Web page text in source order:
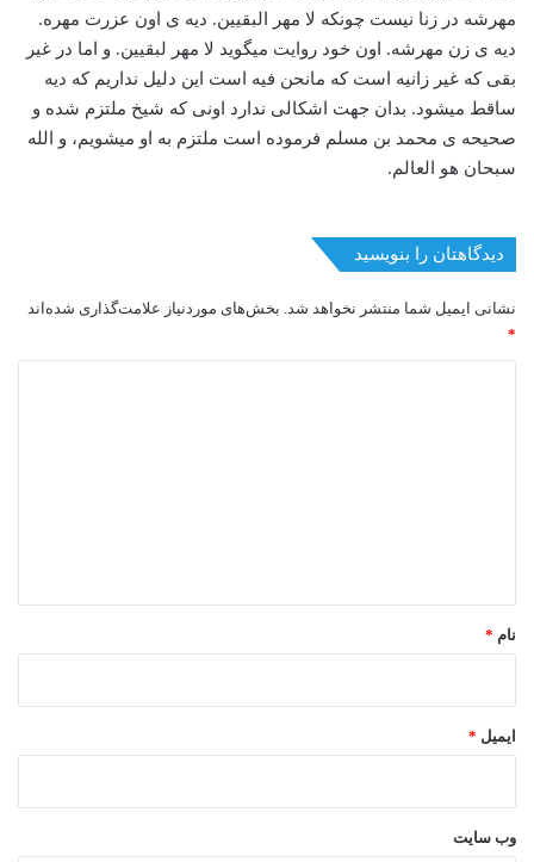
مهرشه در زنا نیست چونکه لا مهر البقیین. دیه ی اون عزرت مهره.
دیه ی زن مهرشه. اون خود روایت میگوید لا مهر لبقیین. و اما در غیر
بقی که غیر زانیه است که مانحن فیه است این دلیل نداریم که دیه
ساقط میشود. بدان جهت اشکالی ندارد اونی که شیخ ملتزم شده و
صحیحه ی محمد بن مسلم فرموده است ملتزم به او میشویم، و الله
سبحان هو العالم.
دیدگاهتان را بنویسید
نشانی ایمیل شما منتشر نخواهد شد. بخش‌های موردنیاز علامت‌گذاری شده‌اند
*
نام *
ایمیل *
وب‌ سایت